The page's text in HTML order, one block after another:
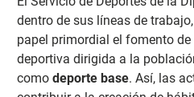
dentro de sus líneas de
papel primordial el fomento
deportiva dirigida a la
como deporte base. Así, las